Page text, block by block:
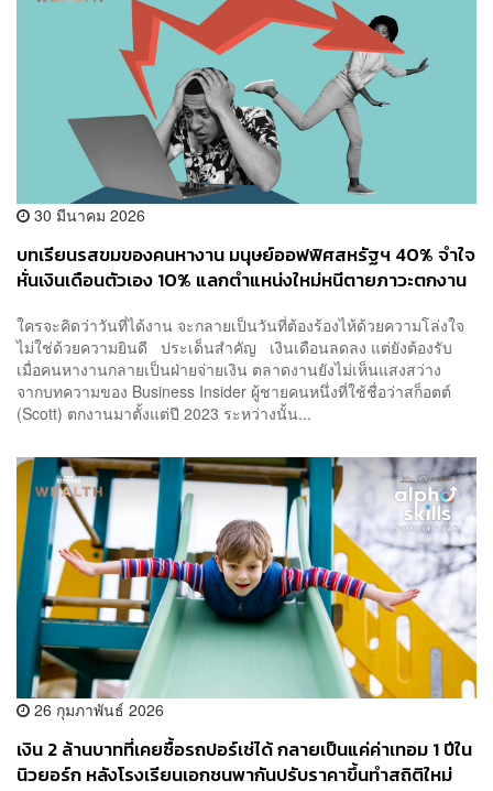
30 มีนาคม 2026
บทเรียนรสขมของคนหางาน มนุษย์ออฟฟิศสหรัฐฯ 40% จำใจ
หั่นเงินเดือนตัวเอง 10% แลกตำแหน่งใหม่หนีตายภาวะตกงาน
ใครจะคิดว่าวันที่ได้งาน จะกลายเป็นวันที่ต้องร้องไห้ด้วยความโล่งใจ
ไม่ใช่ด้วยความยินดี ประเด็นสำคัญ เงินเดือนลดลง แต่ยังต้องรับ
เมื่อคนหางานกลายเป็นฝ่ายจ่ายเงิน ตลาดงานยังไม่เห็นแสงสว่าง
จากบทความของ Business Insider ผู้ชายคนหนึ่งที่ใช้ชื่อว่าสก็อตต์
(Scott) ตกงานมาตั้งแต่ปี 2023 ระหว่างนั้น...
26 กุมภาพันธ์ 2026
เงิน 2 ล้านบาทที่เคยซื้อรถปอร์เช่ได้ กลายเป็นแค่ค่าเทอม 1 ปีใน
นิวยอร์ก หลังโรงเรียนเอกชนพากันปรับราคาขึ้นทำสถิติใหม่